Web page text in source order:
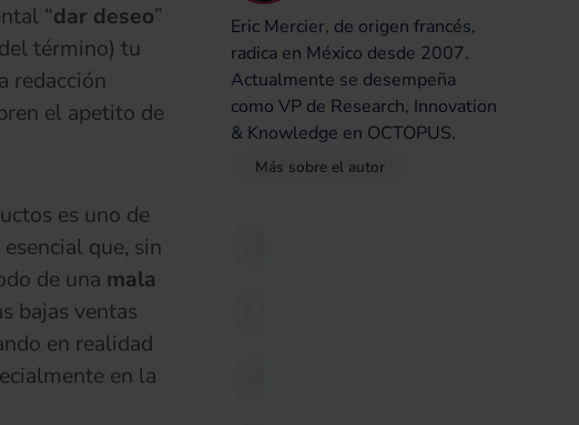
“dar deseo”
término) tu
redacción
el apetito de
es uno de
que, sin
de una mala
bajas ventas
en realidad
en la
Eric Mercier, de origen francés,
radica en México desde 2007.
Actualmente se desempeña
como VP de Research, Innovation
& Knowledge en OCTOPUS.
Más sobre el autor